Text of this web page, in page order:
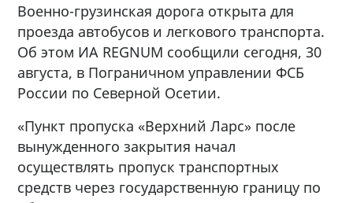
Военно-грузинская дорога открыта для
проезда автобусов и легкового транспорта.
Об этом ИА REGNUM сообщили сегодня, 30
августа, в Пограничном управлении ФСБ
России по Северной Осетии.
«Пункт пропуска «Верхний Ларс» после
вынужденного закрытия начал
осуществлять пропуск транспортных
средств через государственную границу по